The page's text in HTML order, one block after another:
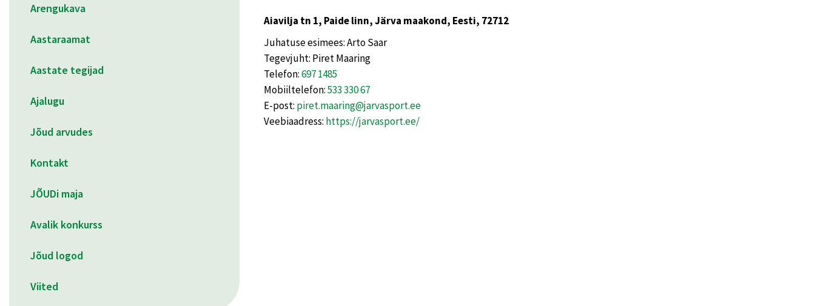
Arengukava
Aastaraamat
Aastate tegijad
Ajalugu
Jõud arvudes
Kontakt
JÕUDi maja
Avalik konkurss
Jõud logod
Viited
Aiavilja tn 1, Paide linn, Järva maakond, Eesti, 72712
Juhatuse esimees: Arto Saar
Tegevjuht: Piret Maaring
Telefon:697 1485
Mobiiltelefon:533 330 67
E-post: piret.maaring@jarvasport.ee
Veebiaadress: https://jarvasport.ee/